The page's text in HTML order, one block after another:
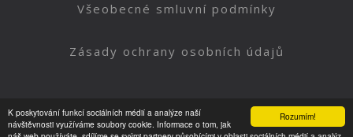
Rozumím!
K poskytování funkcí sociálních médií a analýze naší
návštěvnosti využíváme soubory cookie. Informace o tom, jak
Všeobecné smluvní podmínky
Zásady ochrany osobních údajů
Nahoru